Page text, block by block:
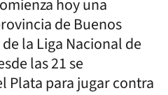
hoy una
de Buenos
la Liga Nacional de
las 21 se
Plata para jugar contra